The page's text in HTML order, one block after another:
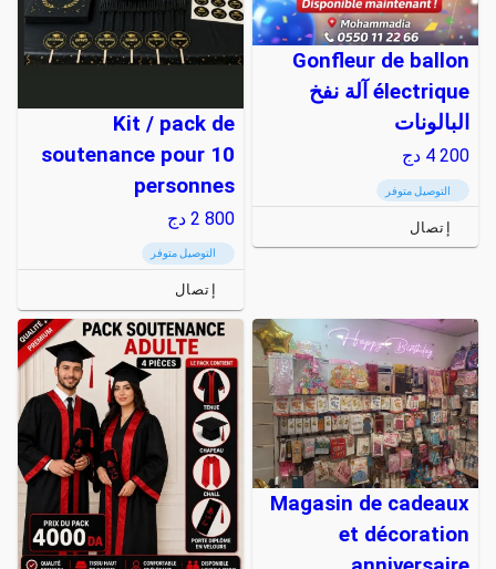
Gonfleur de ballon
électrique آلة نفخ
البالونات
4 200 دج
التوصيل متوفر
إتصال
Kit / pack de
soutenance pour 10
personnes
2 800 دج
التوصيل متوفر
إتصال
Magasin de cadeaux
et décoration